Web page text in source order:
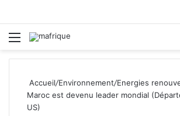
Menu
Accueil/Environnement/Energies
Maroc est devenu leader mondial
US)